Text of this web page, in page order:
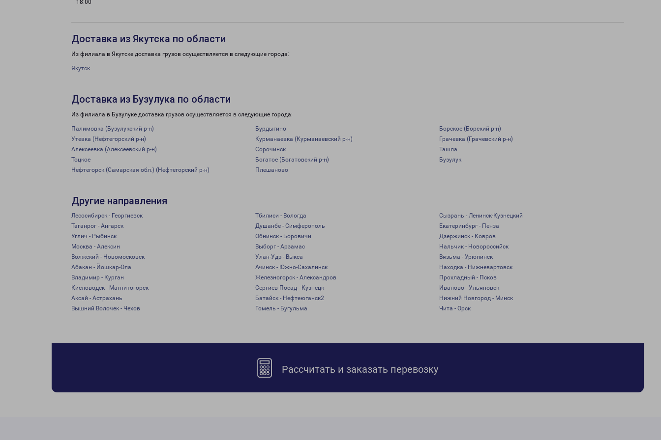
18:00
Доставка из Якутска по области
Из филиала в Якутске доставка грузов осуществляется в следующие города:
Якутск
Доставка из Бузулука по области
Из филиала в Бузулуке доставка грузов осуществляется в следующие города:
Палимовка (Бузулукский р-н) Бурдыгино
Борское (Борский р-н)
Утевка (Нефтегорский р-н)
Курманаевка (Курманаевский р-н)
Грачевка (Грачевский р-н)
Алексеевка (Алексеевский р-н)
Сорочинск
Ташла
Тоцкое
Богатое (Богатовский р-н)
Бузулук
Нефтегорск (Самарская обл.) (Нефтегорский р-н)
Плешаново
Другие направления
Лесосибирск - Георгиевск Тбилиси - Вологда
Сызрань - Ленинск-Кузнецкий
Таганрог - Ангарск
Душанбе - Симферополь
Екатеринбург - Пенза
Углич - Рыбинск
Обнинск - Боровичи
Дзержинск - Ковров
Москва - Алексин
Выборг - Арзамас
Нальчик - Новороссийск
Волжский - Новомосковск
Улан-Удэ - Выкса
Вязьма - Урюпинск
Абакан - Йошкар-Ола
Ачинск - Южно-Сахалинск
Находка - Нижневартовск
Владимир - Курган
Железногорск - Александров
Прохладный - Псков
Кисловодск - Магнитогорск
Сергиев Посад - Кузнецк
Иваново - Ульяновск
Аксай - Астрахань
Батайск - Нефтеюганск2
Нижний Новгород - Минск
Вышний Волочек - Чехов
Гомель - Бугульма Чита - Орск
Рассчитать и заказать перевозку